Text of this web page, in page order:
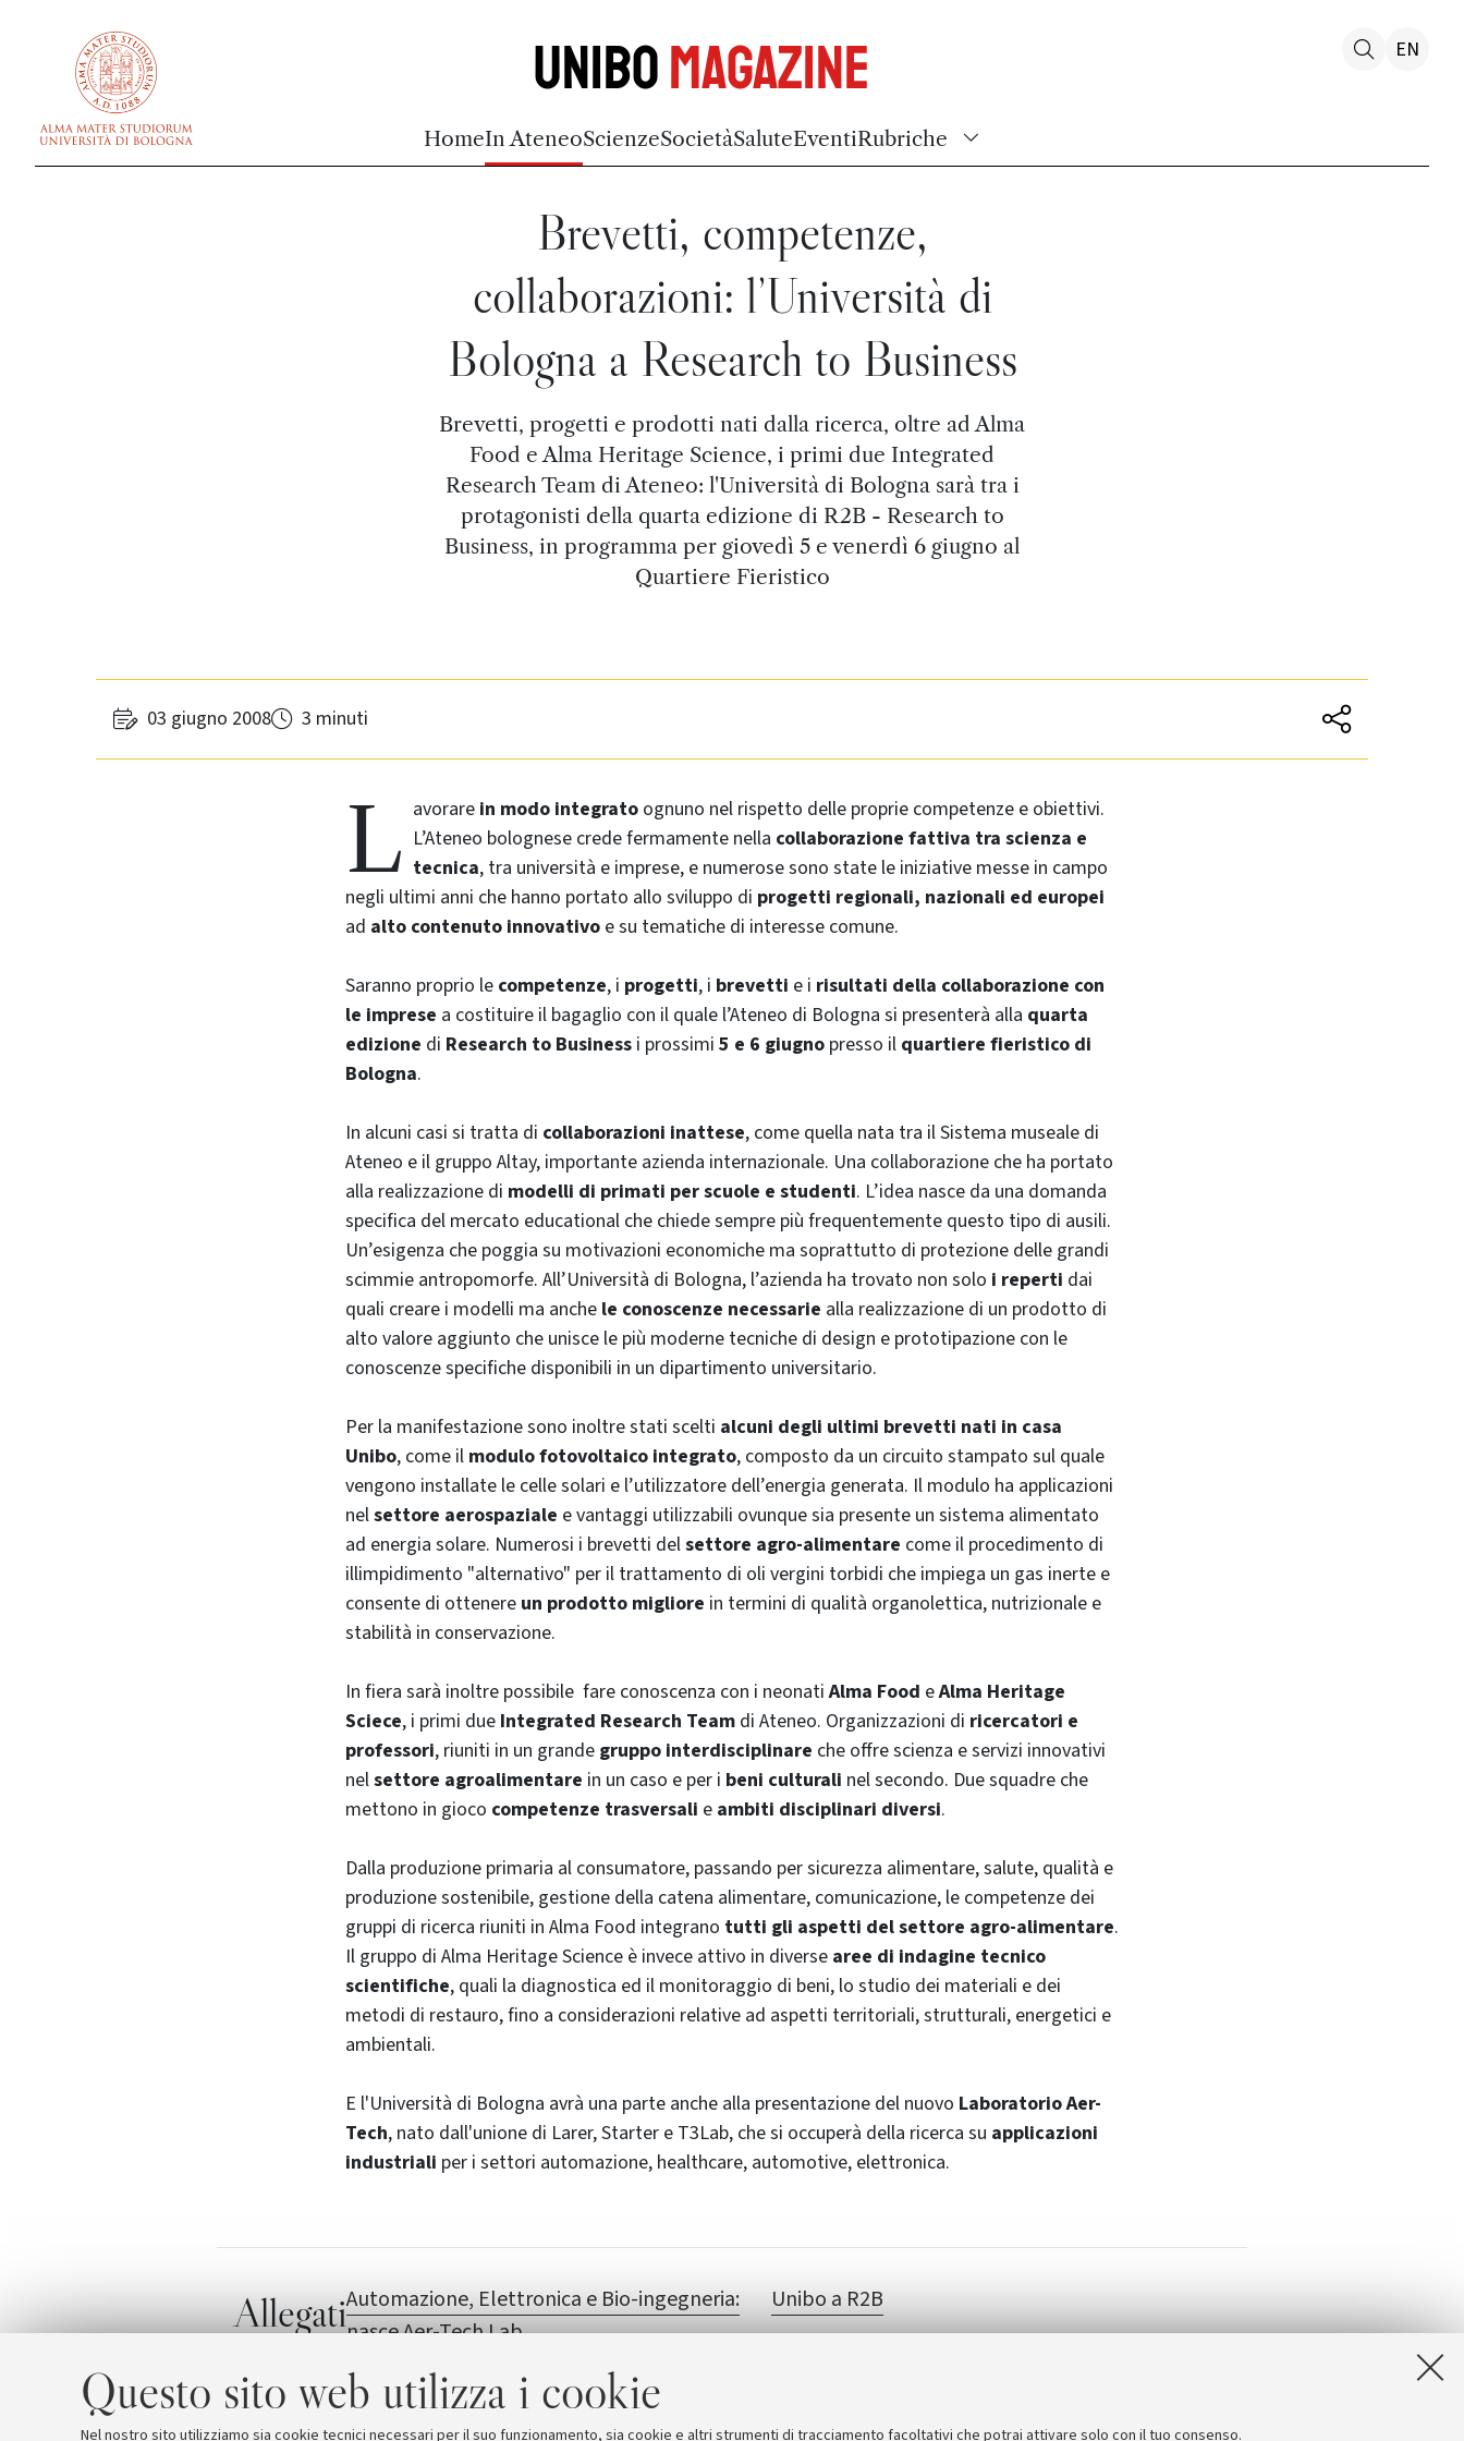
Questo sito web utilizza i cookie
Nel nostro sito utilizziamo sia cookie tecnici necessari per il suo funzionamento, sia cookie e altri strumenti di tracciamento facoltativi che potrai attivare solo con il tuo consenso.
UniboMagazine
HomeIn AteneoScienzeSocietàSaluteEventiRubriche
EN
Brevetti, competenze,
collaborazioni: l’Università di
Bologna a Research to Business
Brevetti, progetti e prodotti nati dalla ricerca, oltre ad Alma
Food e Alma Heritage Science, i primi due Integrated
Research Team di Ateneo: l'Università di Bologna sarà tra i
protagonisti della quarta edizione di R2B - Research to
Business, in programma per giovedì 5 e venerdì 6 giugno al
Quartiere Fieristico
03 giugno 2008 3 minuti
L avorare in modo integrato ognuno nel rispetto delle proprie competenze e obiettivi.
L’Ateneo bolognese crede fermamente nella collaborazione fattiva tra scienza e
tecnica, tra università e imprese, e numerose sono state le iniziative messe in campo
negli ultimi anni che hanno portato allo sviluppo di progetti regionali, nazionali ed europei
ad alto contenuto innovativo e su tematiche di interesse comune.
Saranno proprio le competenze, i progetti, i brevetti e i risultati della collaborazione con
le imprese a costituire il bagaglio con il quale l’Ateneo di Bologna si presenterà alla quarta
edizione di Research to Business i prossimi 5 e 6 giugno presso il quartiere fieristico di
Bologna.
In alcuni casi si tratta di collaborazioni inattese, come quella nata tra il Sistema museale di
Ateneo e il gruppo Altay, importante azienda internazionale. Una collaborazione che ha portato
alla realizzazione di modelli di primati per scuole e studenti. L’idea nasce da una domanda
specifica del mercato educational che chiede sempre più frequentemente questo tipo di ausili.
Un’esigenza che poggia su motivazioni economiche ma soprattutto di protezione delle grandi
scimmie antropomorfe. All’Università di Bologna, l’azienda ha trovato non solo i reperti dai
quali creare i modelli ma anche le conoscenze necessarie alla realizzazione di un prodotto di
alto valore aggiunto che unisce le più moderne tecniche di design e prototipazione con le
conoscenze specifiche disponibili in un dipartimento universitario.
Per la manifestazione sono inoltre stati scelti alcuni degli ultimi brevetti nati in casa
Unibo, come il modulo fotovoltaico integrato, composto da un circuito stampato sul quale
vengono installate le celle solari e l’utilizzatore dell’energia generata. Il modulo ha applicazioni
nelsettore aerospaziale e vantaggi utilizzabili ovunque sia presente un sistema alimentato
ad energia solare. Numerosi i brevetti delsettore agro-alimentare come il procedimento di
illimpidimento "alternativo" per il trattamento di oli vergini torbidi che impiega un gas inerte e
consente di ottenere un prodotto migliore in termini di qualità organolettica, nutrizionale e
stabilità in conservazione.
In fiera sarà inoltre possibile fare conoscenza con i neonatiAlma Food eAlma Heritage
Sciece, i primi due Integrated Research Team di Ateneo. Organizzazioni di ricercatori e
professori, riuniti in un grande gruppo interdisciplinare che offre scienza e servizi innovativi
nelsettore agroalimentare in un caso e per i beni culturali nel secondo. Due squadre che
mettono in gioco competenze trasversali e ambiti disciplinari diversi.
Dalla produzione primaria al consumatore, passando per sicurezza alimentare, salute, qualità e
produzione sostenibile, gestione della catena alimentare, comunicazione, le competenze dei
gruppi di ricerca riuniti in Alma Food integrano tutti gli aspetti del settore agro-alimentare.
Il gruppo di Alma Heritage Science è invece attivo in diverse aree di indagine tecnico
scientifiche, quali la diagnostica ed il monitoraggio di beni, lo studio dei materiali e dei
metodi di restauro, fino a considerazioni relative ad aspetti territoriali, strutturali, energetici e
ambientali.
E l'Università di Bologna avrà una parte anche alla presentazione del nuovo Laboratorio Aer-
Tech, nato dall'unione di Larer, Starter e T3Lab, che si occuperà della ricerca su applicazioni
industriali per i settori automazione, healthcare, automotive, elettronica.
AllegatiAutomazione, Elettronica e Bio-ingegneria:
nasce Aer-Tech Lab
Unibo a R2B
Alma Food